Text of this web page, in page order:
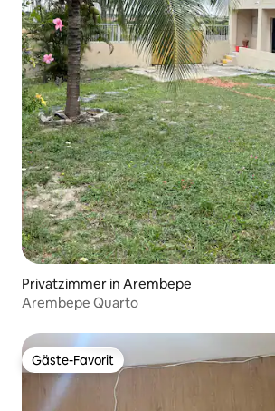
Privatzimmer in Arembepe
Arembepe Quarto
Gäste-Favorit
Gäste-Favorit